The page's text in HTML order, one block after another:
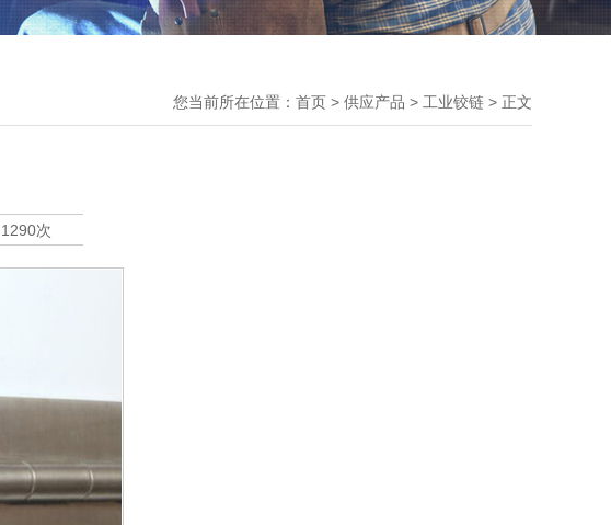
您当前所在位置： 首页 > 供应产品 > 工业铰链 > 正文
1290次